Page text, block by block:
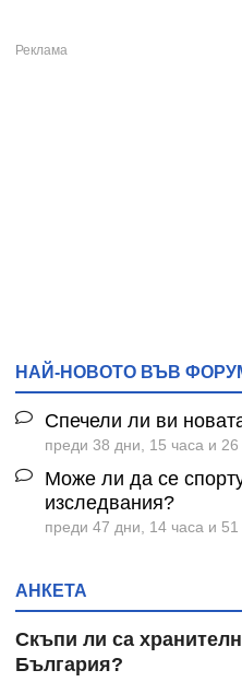
НАЙ-НОВОТО ВЪВ
Спечели ли ви
преди 38 дни, 15 часа и 26
Може ли да се
изследвания?
преди 47 дни, 14 часа и 51
АНКЕТА
Скъпи ли са
България?